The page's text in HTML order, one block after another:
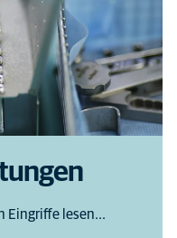
Eingriffe lesen...